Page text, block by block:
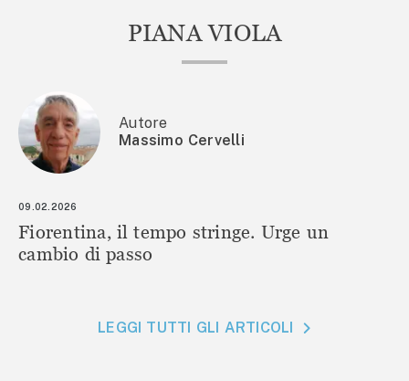
PIANA VIOLA
Autore
Massimo Cervelli
09.02.2026
Fiorentina, il tempo stringe. Urge un
cambio di passo
LEGGI TUTTI GLI ARTICOLI